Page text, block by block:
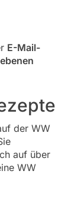
E-Mail-
der WW
auf über
WW